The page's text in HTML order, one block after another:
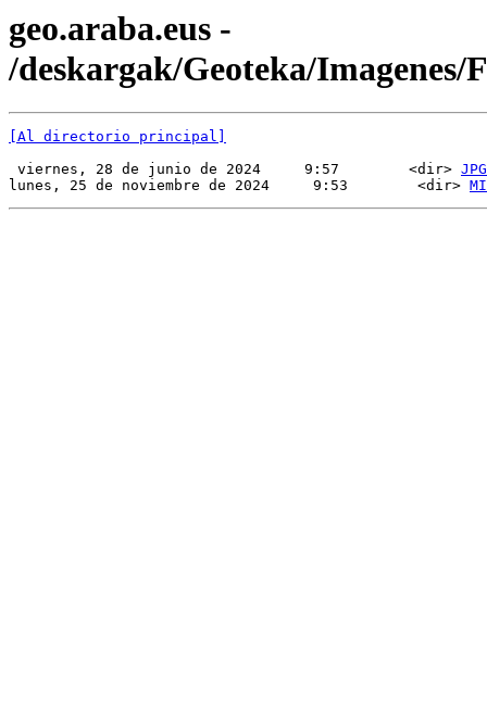
geo.araba.eus -
/deskargak/Geoteka/Imagenes/
[Al directorio principal]
viernes, 28 de junio de 2024     9:57        <dir> JPG
lunes, 25 de noviembre de 2024     9:53        <dir>